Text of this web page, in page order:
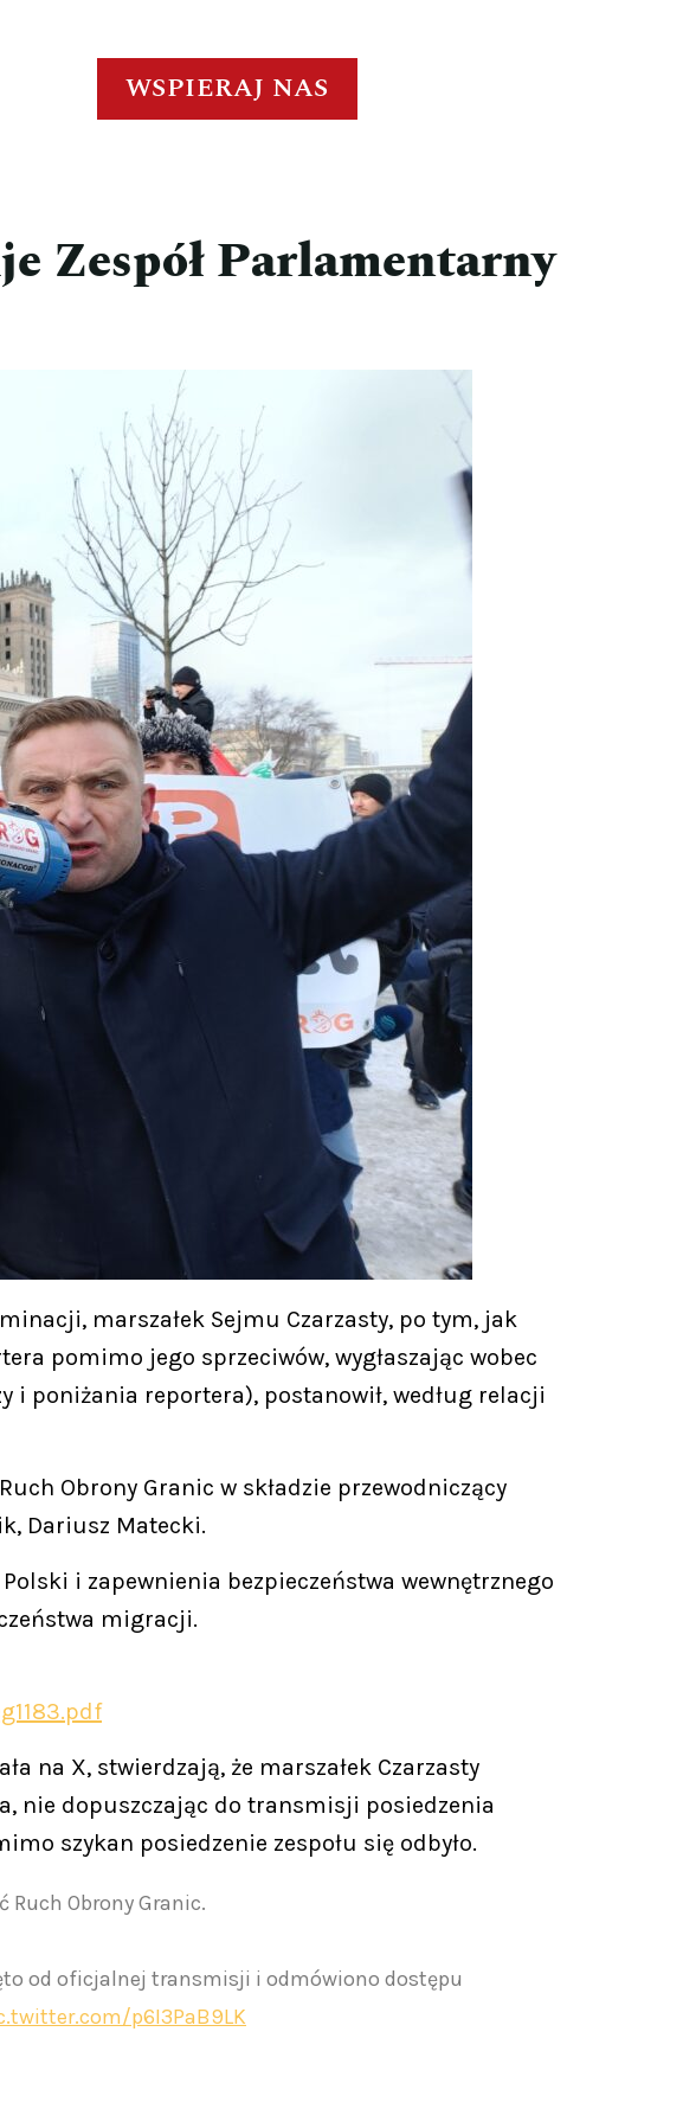
WSPIERAJ NAS
Zespół Parlamentarny
marszałek Sejmu Czarzasty, po tym, jak
pomimo jego sprzeciwów, wygłaszając wobec
i poniżania reportera), postanowił, według relacji
Obrony Granic w składzie przewodniczący
Dariusz Matecki.
i zapewnienia bezpieczeństwa wewnętrznego
migracji.
na X, stwierdzają, że marszałek Czarzasty
nie dopuszczając do transmisji posiedzenia
szykan posiedzenie zespołu się odbyło.
Obrony Granic.
od oficjalnej transmisji i odmówiono dostępu
p6I3PaB9LK